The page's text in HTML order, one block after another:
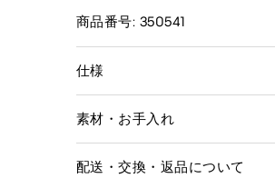
商品番号: 350541
仕様
素材・お手入れ
配送・交換・返品について